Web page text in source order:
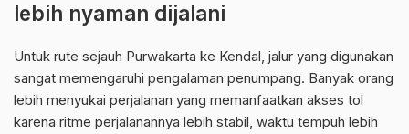
lebih nyaman dijalani
Untuk rute sejauh Purwakarta ke Kendal, jalur yang digunakan
sangat memengaruhi pengalaman penumpang. Banyak orang
lebih menyukai perjalanan yang memanfaatkan akses tol
karena ritme perjalanannya lebih stabil, waktu tempuh lebih